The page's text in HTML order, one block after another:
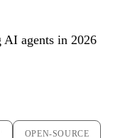
AI agents in 2026
OPEN-SOURCE